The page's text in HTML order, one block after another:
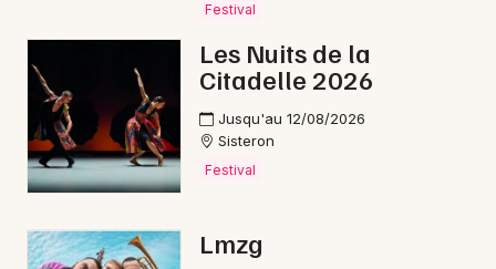
Festival
Les Nuits de la
Citadelle 2026
Jusqu'au 12/08/2026
Sisteron
Festival
Lmzg